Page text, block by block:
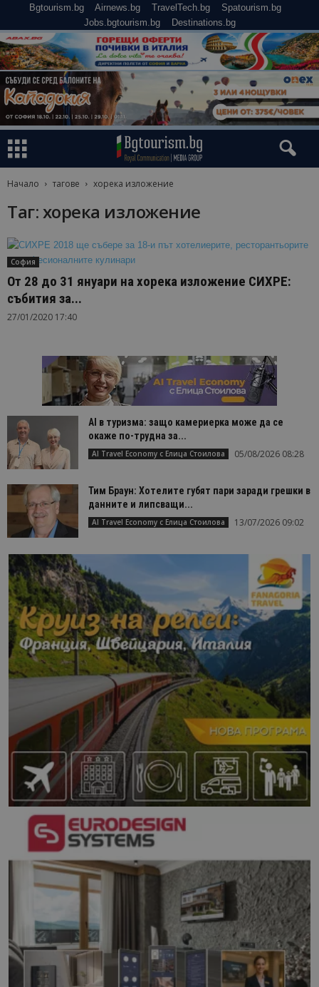
Bgtourism.bg Airnews.bg TravelTech.bg
Spatourism.bg
Jobs.bgtourism.bg
Destinations.bg
Начало тагове хорека изложение
Таг: хорека изложение
София
От 28 до 31 януари на хорека изложение СИХРЕ:
събития за...
27/01/2020 17:40
AI в туризма: защо камериерка може да се
окаже по-трудна за...
AI Travel Economy с Елица Стоилова 05/08/2026 08:28
Тим Браун: Хотелите губят пари заради грешки в
данните и липсващи...
AI Travel Economy с Елица Стоилова 13/07/2026 09:02